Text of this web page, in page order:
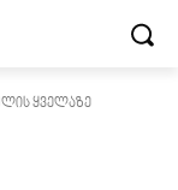
ყველაზე